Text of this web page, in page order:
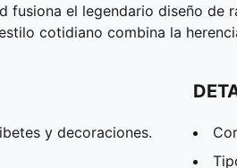
el legendario diseño de
cotidiano combina la
y decoraciones.